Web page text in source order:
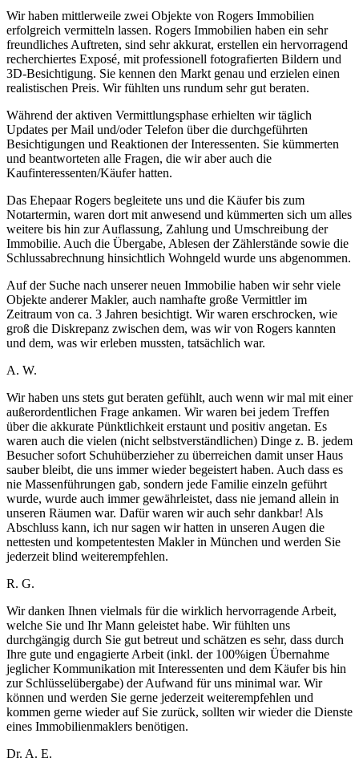
Wir haben mittlerweile zwei Objekte von Rogers Immobilien
erfolgreich vermitteln lassen. Rogers Immobilien haben ein sehr
freundliches Auftreten, sind sehr akkurat, erstellen ein hervorragend
recherchiertes Exposé, mit professionell fotografierten Bildern und
3D-Besichtigung. Sie kennen den Markt genau und erzielen einen
realistischen Preis. Wir fühlten uns rundum sehr gut beraten.
Während der aktiven Vermittlungsphase erhielten wir täglich
Updates per Mail und/oder Telefon über die durchgeführten
Besichtigungen und Reaktionen der Interessenten. Sie kümmerten
und beantworteten alle Fragen, die wir aber auch die
Kaufinteressenten/Käufer hatten.
Das Ehepaar Rogers begleitete uns und die Käufer bis zum
Notartermin, waren dort mit anwesend und kümmerten sich um alles
weitere bis hin zur Auflassung, Zahlung und Umschreibung der
Immobilie. Auch die Übergabe, Ablesen der Zählerstände sowie die
Schlussabrechnung hinsichtlich Wohngeld wurde uns abgenommen.
Auf der Suche nach unserer neuen Immobilie haben wir sehr viele
Objekte anderer Makler, auch namhafte große Vermittler im
Zeitraum von ca. 3 Jahren besichtigt. Wir waren erschrocken, wie
groß die Diskrepanz zwischen dem, was wir von Rogers kannten
und dem, was wir erleben mussten, tatsächlich war.
A. W.
Wir haben uns stets gut beraten gefühlt, auch wenn wir mal mit einer
außerordentlichen Frage ankamen. Wir waren bei jedem Treffen
über die akkurate Pünktlichkeit erstaunt und positiv angetan. Es
waren auch die vielen (nicht selbstverständlichen) Dinge z. B. jedem
Besucher sofort Schuhüberzieher zu überreichen damit unser Haus
sauber bleibt, die uns immer wieder begeistert haben. Auch dass es
nie Massenführungen gab, sondern jede Familie einzeln geführt
wurde, wurde auch immer gewährleistet, dass nie jemand allein in
unseren Räumen war. Dafür waren wir auch sehr dankbar! Als
Abschluss kann, ich nur sagen wir hatten in unseren Augen die
nettesten und kompetentesten Makler in München und werden Sie
jederzeit blind weiterempfehlen.
R. G.
Wir danken Ihnen vielmals für die wirklich hervorragende Arbeit,
welche Sie und Ihr Mann geleistet habe. Wir fühlten uns
durchgängig durch Sie gut betreut und schätzen es sehr, dass durch
Ihre gute und engagierte Arbeit (inkl. der 100%igen Übernahme
jeglicher Kommunikation mit Interessenten und dem Käufer bis hin
zur Schlüsselübergabe) der Aufwand für uns minimal war. Wir
können und werden Sie gerne jederzeit weiterempfehlen und
kommen gerne wieder auf Sie zurück, sollten wir wieder die Dienste
eines Immobilienmaklers benötigen.
Dr. A. E.